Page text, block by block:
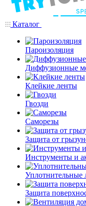
Каталог
Пароизоляция
Диффузионные
Клейкие ленты
Гвозди
Саморезы
Защита от
Инструменты и
Уплотнительные
Защита